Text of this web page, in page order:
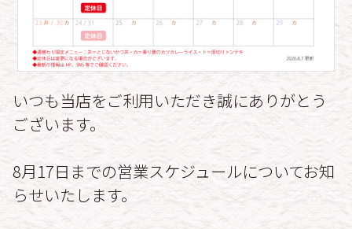
いつも当店をご利用いただき誠にありがとう
ございます。
8月17日までの営業スケジュールについてお知
らせいたします。